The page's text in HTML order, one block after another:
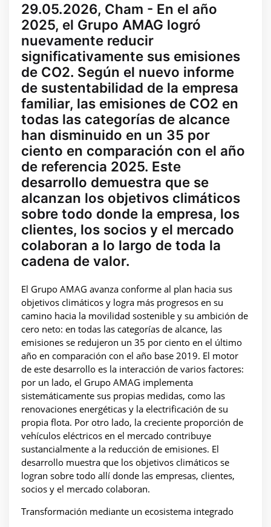
29.05.2026, Cham - En el año
2025, el Grupo AMAG logró
nuevamente reducir
significativamente sus emisiones
de CO2. Según el nuevo informe
de sustentabilidad de la empresa
familiar, las emisiones de CO2 en
todas las categorías de alcance
han disminuido en un 35 por
ciento en comparación con el año
de referencia 2025. Este
desarrollo demuestra que se
alcanzan los objetivos climáticos
sobre todo donde la empresa, los
clientes, los socios y el mercado
colaboran a lo largo de toda la
cadena de valor.
El Grupo AMAG avanza conforme al plan hacia sus
objetivos climáticos y logra más progresos en su
camino hacia la movilidad sostenible y su ambición de
cero neto: en todas las categorías de alcance, las
emisiones se redujeron un 35 por ciento en el último
año en comparación con el año base 2019. El motor
de este desarrollo es la interacción de varios factores:
por un lado, el Grupo AMAG implementa
sistemáticamente sus propias medidas, como las
renovaciones energéticas y la electrificación de su
propia flota. Por otro lado, la creciente proporción de
vehículos eléctricos en el mercado contribuye
sustancialmente a la reducción de emisiones. El
desarrollo muestra que los objetivos climáticos se
logran sobre todo allí donde las empresas, clientes,
socios y el mercado colaboran.
Transformación mediante un ecosistema integrado